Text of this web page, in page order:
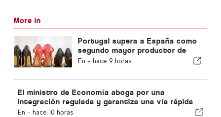
More in
Portugal supera a España como
segundo mayor productor de
calzado de Europa
En - hace 9 horas
El ministro de Economía aboga por una
integración regulada y garantiza una vía rápida
para los inmigrantes
En - hace 10 horas